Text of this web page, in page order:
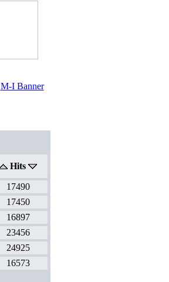
M-I Banner
Hits
17490
17450
16897
23456
24925
16573